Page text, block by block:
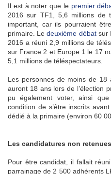
Il est à noter que le premier
2016 sur TF1, 5,6 millions de
important, car ils pourraient
primaire. Ledeuxième débatsur
2016 a réuni 2,9 millions de
sur France 2 et Europe 1 le 17
5,1 millions de téléspectateurs.
Les personnes de moins de
auront 18 ans lors de l’élection
pu également voter, ainsi
condition de s’être inscrits
dédié à la primaire (environ 60
Les candidatures non retenues
Pour être candidat, il fallait
parrainage de 2 500 adhérents